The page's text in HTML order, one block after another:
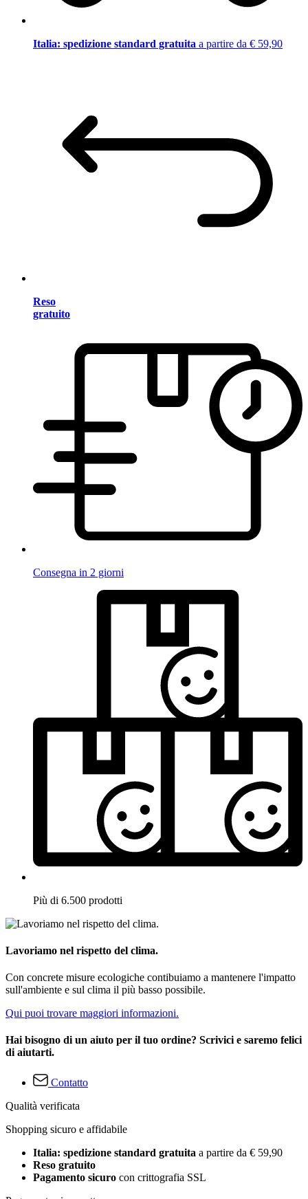
Italia: spedizione standard gratuita a partire da € 59,90
Reso
gratuito
Consegna in 2 giorni
Più di 6.500 prodotti
Lavoriamo nel rispetto del clima.
Con concrete misure ecologiche contibuiamo a mantenere l'impatto
sull'ambiente e sul clima il più basso possibile.
Qui puoi trovare maggiori informazioni.
Hai bisogno di un aiuto per il tuo ordine? Scrivici e saremo felici
di aiutarti.
Contatto
Qualità verificata
Shopping sicuro e affidabile
Italia: spedizione standard gratuita a partire da € 59,90
Reso gratuito
Pagamento sicuro con crittografia SSL